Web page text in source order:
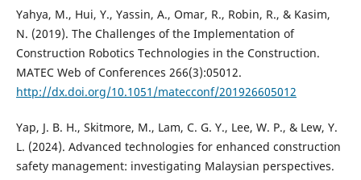
Yahya, M., Hui, Y., Yassin, A., Omar, R., Robin, R., & Kasim,
N. (2019). The Challenges of the Implementation of
Construction Robotics Technologies in the Construction.
MATEC Web of Conferences 266(3):05012.
http://dx.doi.org/10.1051/matecconf/201926605012
Yap, J. B. H., Skitmore, M., Lam, C. G. Y., Lee, W. P., & Lew, Y.
L. (2024). Advanced technologies for enhanced construction
safety management: investigating Malaysian perspectives.